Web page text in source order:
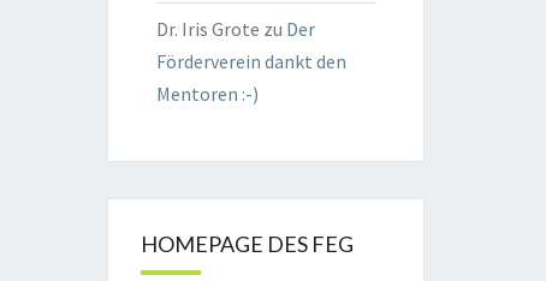
Dr. Iris Grote zu Der
Förderverein dankt den
Mentoren :-)
HOMEPAGE DES FEG